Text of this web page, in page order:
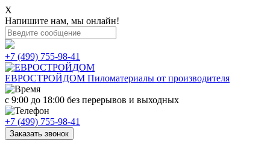
X
Напишите нам, мы онлайн!
+7 (499) 755-98-41
ЕВРОСТРОЙДОМ Пиломатериалы от производителя
с 9:00 до 18:00 без перерывов и выходных
+7 (499) 755-98-41
Заказать звонок